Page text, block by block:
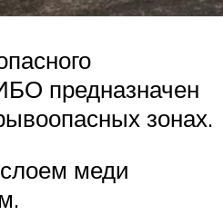
предназначен
зонах.
меди